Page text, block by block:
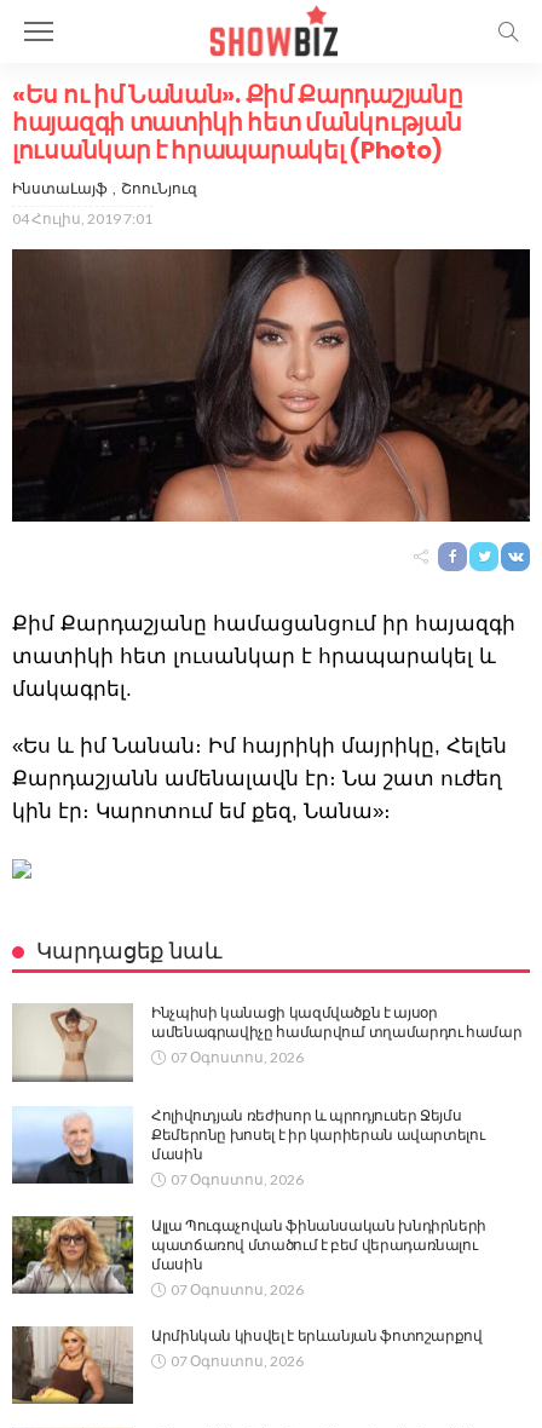
«Ես ու իմ Նանան». Քիմ Քարդաշյանը
հայազգի տատիկի հետ մանկության
լուսանկար է հրապարակել (Photo)
ԻնստաԼայֆ
ՇոուՆյուզ
04 Հուլիս, 2019 7:01
Քիմ Քարդաշյանը համացանցում իր հայազգի
տատիկի հետ լուսանկար է հրապարակել և
մակագրել.
«Ես և իմ Նանան։ Իմ հայրիկի մայրիկը, Հելեն
Քարդաշյանն ամենալավն էր։ Նա շատ ուժեղ
կին էր։ Կարոտում եմ քեզ, Նանա»։
Կարդացեք նաև
Ինչպիսի կանացի կազմվածքն է այսօր
ամենագրավիչը համարվում տղամարդու համար
07 Օգոստոս, 2026
Հոլիվուդյան ռեժիսոր և պրոդյուսեր Ջեյմս
Քեմերոնը խոսել է իր կարիերան ավարտելու
մասին
07 Օգոստոս, 2026
Ալլա Պուգաչովան ֆինանսական խնդիրների
պատճառով մտածում է բեմ վերադառնալու
մասին
07 Օգոստոս, 2026
Արմինկան կիսվել է երևանյան ֆոտոշարքով
07 Օգոստոս, 2026